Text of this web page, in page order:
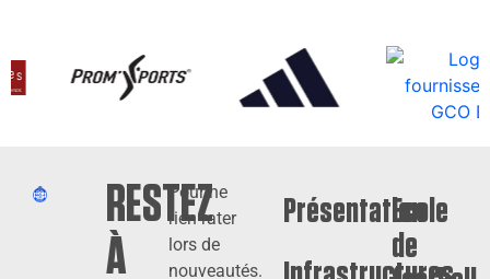
RESTEZ
À
Pour ne
rien rater
lors de
nouveautés.
PrésentationEcole
de